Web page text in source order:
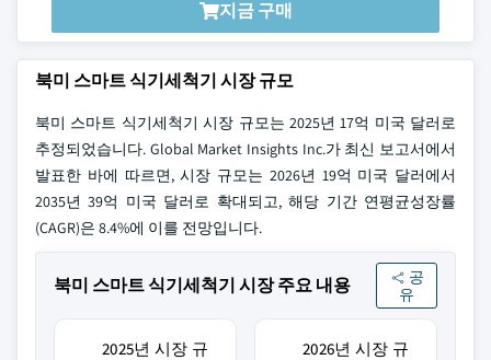
지금 구매
북미 스마트 식기세척기 시장 규모
북미 스마트 식기세척기 시장 규모는 2025년 17억 미국 달러로
추정되었습니다. Global Market Insights Inc.가 최신 보고서에서
발표한 바에 따르면, 시장 규모는 2026년 19억 미국 달러에서
2035년 39억 미국 달러로 확대되고, 해당 기간 연평균성장률
(CAGR)은 8.4%에 이를 전망입니다.
북미 스마트 식기세척기 시장 주요 내용
공
유
2025년 시장 규
2026년 시장 규